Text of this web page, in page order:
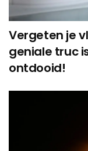
Vergeten je
geniale truc
ontdooid!